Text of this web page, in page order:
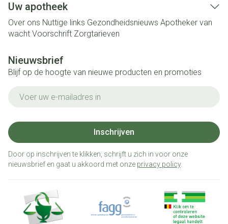
Uw apotheek
Over ons Nuttige links Gezondheidsnieuws Apotheker van
wacht Voorschrift Zorgtarieven
Nieuwsbrief
Blijf op de hoogte van nieuwe producten en promoties
Inschrijven
Door op inschrijven te klikken, schrijft u zich in voor onze
nieuwsbrief en gaat u akkoord met onze privacy policy.